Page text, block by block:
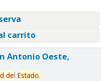
carrito
Antonio Oeste,
del Estado.